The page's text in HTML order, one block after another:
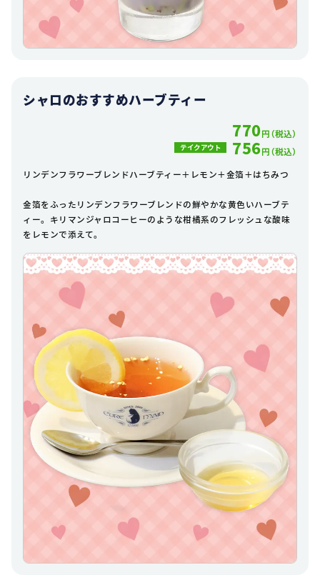
シャロのおすすめハーブティー
770円（税込）
テイクアウト 756円（税込）
リンデンフラワーブレンドハーブティー＋レモン＋金箔＋はちみつ
金箔をふったリンデンフラワーブレンドの鮮やかな黄色いハーブテ
ィー。キリマンジャロコーヒーのような柑橘系のフレッシュな酸味
をレモンで添えて。